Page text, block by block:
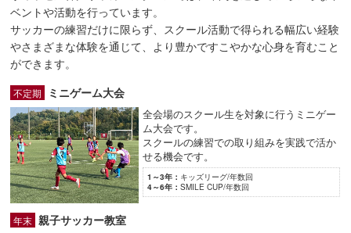
ベントや活動を行っています。
サッカーの練習だけに限らず、スクール活動で得られる幅広い経験
やさまざまな体験を通じて、より豊かですこやかな心身を育むこと
ができます。
不定期 ミニゲーム大会
全会場のスクール生を対象に行うミニゲー
ム大会です。
スクールの練習での取り組みを実践で活か
せる機会です。
1～3年： キッズリーグ/年数回
4～6年：SMILE CUP/年数回
年末 親子サッカー教室